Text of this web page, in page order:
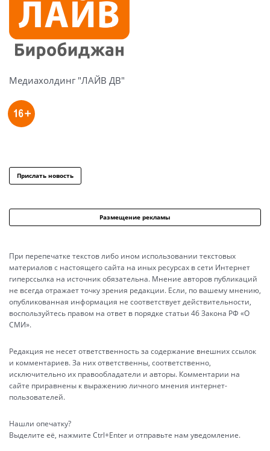
Медиахолдинг "ЛАЙВ ДВ"
Прислать новость
Размещение рекламы
При перепечатке текстов либо ином использовании текстовых
материалов с настоящего сайта на иных ресурсах в сети Интернет
гиперссылка на источник обязательна. Мнение авторов публикаций
не всегда отражает точку зрения редакции. Если, по вашему мнению,
опубликованная информация не соответствует действительности,
воспользуйтесь правом на ответ в порядке статьи 46 Закона РФ «О
СМИ».
Редакция не несет ответственность за содержание внешних ссылок
и комментариев. За них ответственны, соответственно,
исключительно их правообладатели и авторы. Комментарии на
сайте приравнены к выражению личного мнения интернет-
пользователей.
Нашли опечатку?
Выделите её, нажмите Ctrl+Enter и отправьте нам уведомление.